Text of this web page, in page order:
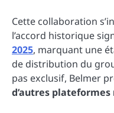
Cette collaboration
l’accord historique
2025, marquant une
de distribution du
pas exclusif, Belmer
d’autres plateformes